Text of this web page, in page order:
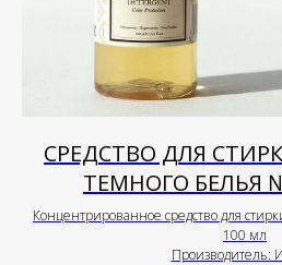
СРЕДСТВО ДЛЯ
ТЕМНОГО БЕЛЬЯ
Концентрированное средство для
100 мл
Производитель: